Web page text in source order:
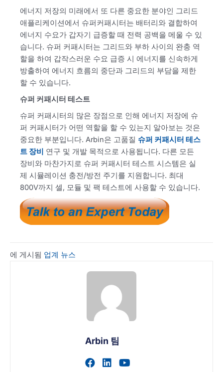
에너지 저장의 미래에서 또 다른 중요한 분야인 그리드
애플리케이션에서 슈퍼커패시터는 배터리와 결합하여
에너지 수요가 갑자기 급증할 때 전력 공백을 메울 수 있
습니다. 슈퍼 커패시터는 그리드와 부하 사이의 완충 역
할을 하여 갑작스러운 수요 급증 시 에너지를 신속하게
방출하여 에너지 흐름의 중단과 그리드의 부담을 제한
할 수 있습니다.
슈퍼 커패시터 테스트
슈퍼 커패시터의 많은 장점으로 인해 에너지 저장에 슈
퍼 커패시터가 어떤 역할을 할 수 있는지 알아보는 것은
중요한 부분입니다. Arbin은 고품질 슈퍼 커패시터 테스
트 장비 연구 및 개발 목적으로 사용됩니다. 다른 모든
장비와 마찬가지로 슈퍼 커패시터 테스트 시스템은 실
제 시뮬레이션 충전/방전 주기를 지원합니다. 최대
800V까지 셀, 모듈 및 팩 테스트에 사용할 수 있습니다.
에 게시됨 업계 뉴스
Arbin 팀
작가의 facebook 프로필 방
작가의 linkedin 프로필